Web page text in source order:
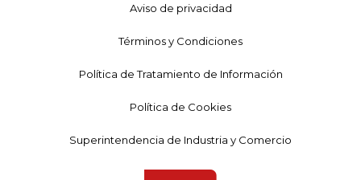
Aviso de privacidad
Términos y Condiciones
Política de Tratamiento de Información
Política de Cookies
Superintendencia de Industria y Comercio